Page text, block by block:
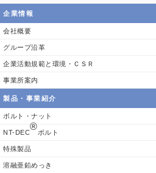
企業情報
会社概要
グループ沿革
企業活動規範と環境・ＣＳＲ
事業所案内
製品・事業紹介
ボルト・ナット
NT-DEC
®
ボルト
特殊製品
溶融亜鉛めっき